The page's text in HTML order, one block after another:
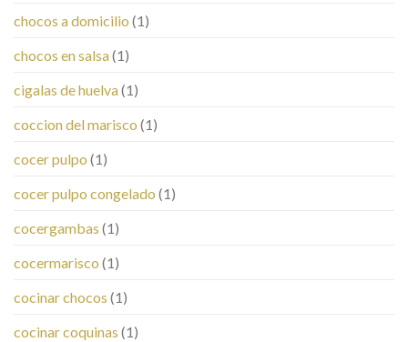
chocos a domicilio (1)
chocos en salsa(1)
cigalas de huelva(1)
coccion del marisco (1)
cocer pulpo (1)
cocer pulpo congelado (1)
cocergambas (1)
cocermarisco (1)
cocinar chocos (1)
cocinar coquinas (1)